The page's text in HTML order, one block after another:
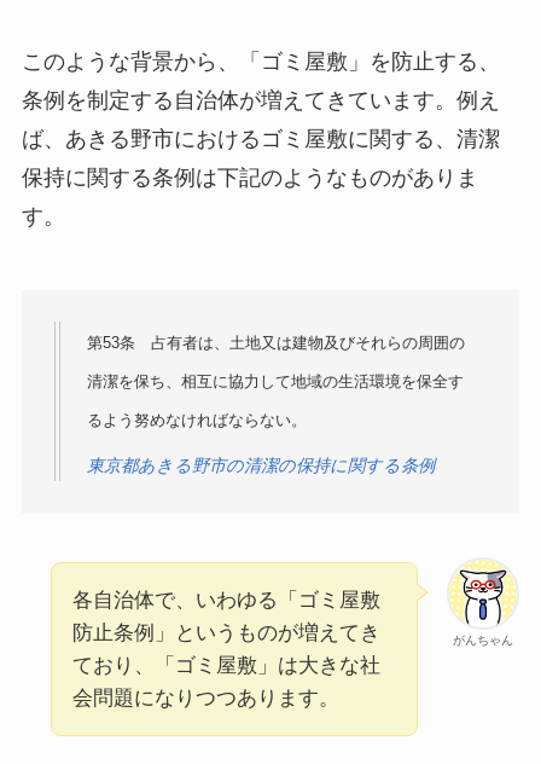
このような背景から、「ゴミ屋敷」を防止する、
条例を制定する自治体が増えてきています。例え
ば、あきる野市におけるゴミ屋敷に関する、清潔
保持に関する条例は下記のようなものがありま
す。
第53条 占有者は、土地又は建物及びそれらの周囲の
清潔を保ち、相互に協力して地域の生活環境を保全す
るよう努めなければならない。
東京都あきる野市の清潔の保持に関する条例
がんちゃん
各自治体で、いわゆる「ゴミ屋敷
防止条例」というものが増えてき
ており、「ゴミ屋敷」は大きな社
会問題になりつつあります。